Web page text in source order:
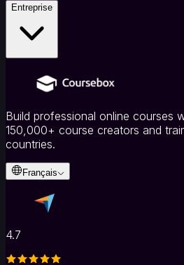
Entreprise
Build professional online courses
150,000+ course creators and
countries.
Français
4.7